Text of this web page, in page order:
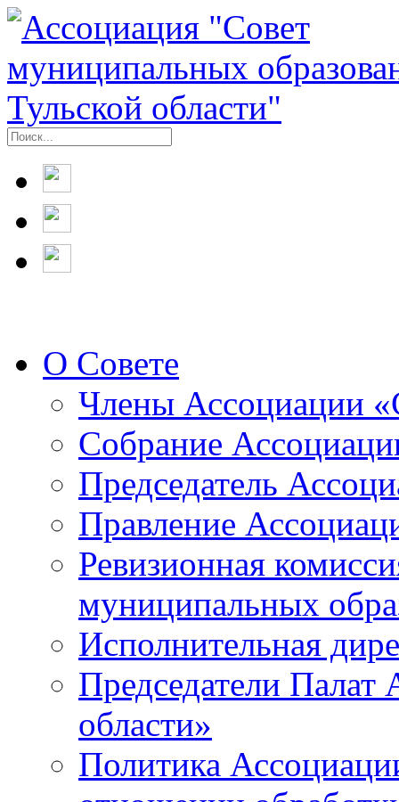
О Совете
Члены Ассоциации
Собрание
Председатель
Правление
Ревизионная
муниципальных
Исполнительная
Председатели
области»
Политика